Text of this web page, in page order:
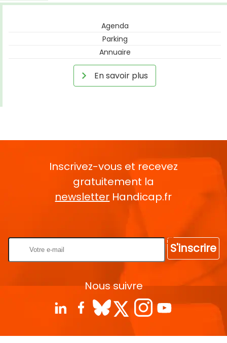
Agenda
Parking
Annuaire
En savoir plus
Inscrivez-vous et recevez
gratuitement la
newsletter Handicap.fr
S'inscrire
Nous suivre